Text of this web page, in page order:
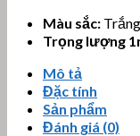
Màu sắc:
Trọng lượng
Mô tả
Đặc tính
Sản phẩm
Đánh giá (0)